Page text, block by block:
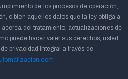
de los procesos de operación,
o bien aquellos datos que la ley obliga a
del tratamiento, actualizaciones de
puede hacer valer sus derechos, usted
privacidad integral a través de